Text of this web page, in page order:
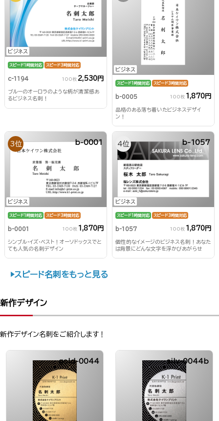
ビジネス
スピード1時間対応 スピード3時間対応
c-1194 100枚 2,530円
ブルーのオーロラのような柄が清潔感あ
るビジネス名刺！
ビジネス
スピード1時間対応 スピード3時間対応
b-0005 100枚 1,870円
品格のある落ち着いたビジネスデザイ
ン！
ビジネス
3位 b-0001
スピード1時間対応 スピード3時間対応
b-0001 100枚 1,870円
シンプル・イズ・ベスト！オーソドックスでと
ても人気の名刺デザイン
ビジネス
4位 b-1057
スピード1時間対応 スピード3時間対応
b-1057 100枚 1,870円
個性的なイメージのビジネス名刺！あなた
は背景にどんな文字を浮かびあがらせ
スピード名刺をもっと見る
新作デザイン
新作デザイン名刺をご紹介します！
gold-0044 silv-0044b